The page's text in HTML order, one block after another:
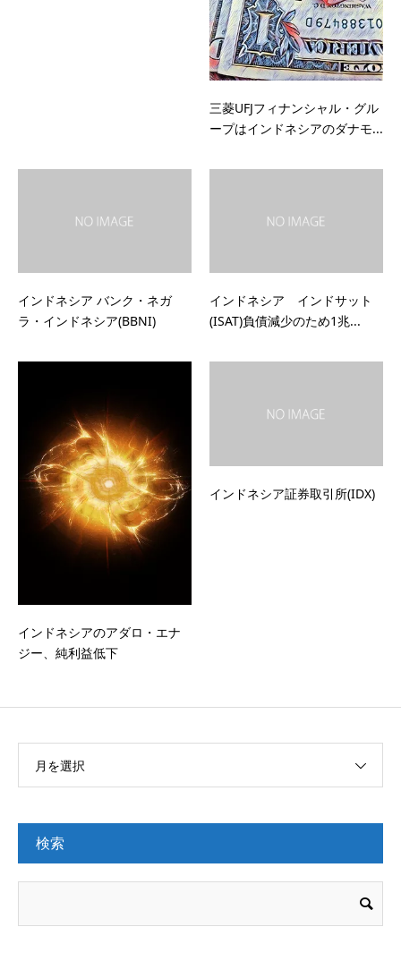
三菱UFJフィナンシャル・グル
ープはインドネシアのダナモ...
インドネシア バンク・ネガ
ラ・インドネシア(BBNI)
インドネシア インドサット
(ISAT)負債減少のため1兆...
インドネシアのアダロ・エナ
ジー、純利益低下
インドネシア証券取引所(IDX)
月を選択
検索